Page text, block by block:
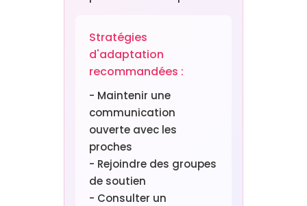
Stratégies
d'adaptation
recommandées :
- Maintenir une
communication
ouverte avec les
proches
- Rejoindre des groupes
de soutien
- Consulter un